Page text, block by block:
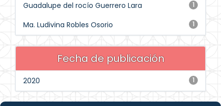
1
Guadalupe del rocío Guerrero Lara
1
Ma. Ludivina Robles Osorio
Fecha de publicación
1
2020